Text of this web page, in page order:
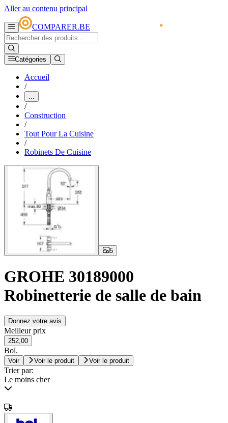
Aller au contenu principal
COMPARER.BE
Catégories
Accueil
/
...
/
Construction
/
Tout Pour La Cuisine
/
Robinets De Cuisine
5
GROHE 30189000
Robinetterie de salle de bain
Donnez votre avis
Meilleur prix
252,00
Bol.
Voir Voir le produit Voir le produit
Trier par:
Le moins cher